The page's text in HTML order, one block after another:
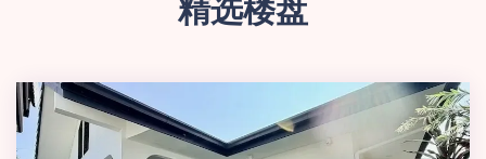
精选楼盘